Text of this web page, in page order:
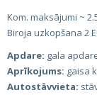
Kom. maksājumi ~
Biroja uzkopšana 2
Apdare: gala
Aprīkojums: gaisa
Autostāvvieta: